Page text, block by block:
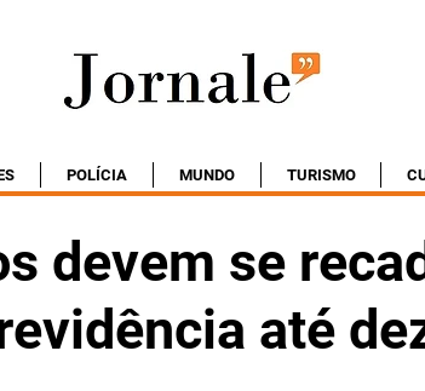
POLÍCIA MUNDO TURISMO
devem se
até